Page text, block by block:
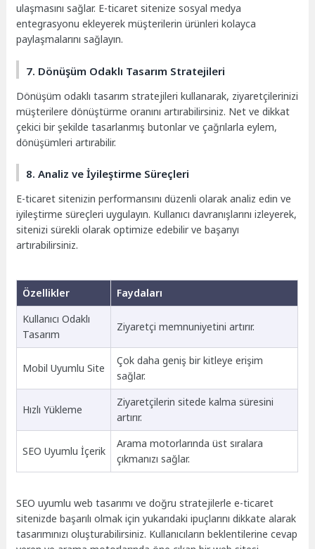
ulaşmasını sağlar. E-ticaret sitenize sosyal medya
entegrasyonu ekleyerek müşterilerin ürünleri kolayca
paylaşmalarını sağlayın.
7. Dönüşüm Odaklı Tasarım Stratejileri
Dönüşüm odaklı tasarım stratejileri kullanarak, ziyaretçilerinizi
müşterilere dönüştürme oranını artırabilirsiniz. Net ve dikkat
çekici bir şekilde tasarlanmış butonlar ve çağrılarla eylem,
dönüşümleri artırabilir.
8. Analiz ve İyileştirme Süreçleri
E-ticaret sitenizin performansını düzenli olarak analiz edin ve
iyileştirme süreçleri uygulayın. Kullanıcı davranışlarını izleyerek,
sitenizi sürekli olarak optimize edebilir ve başarıyı
artırabilirsiniz.
Özellikler
Faydaları
Kullanıcı Odaklı
Tasarım
Ziyaretçi memnuniyetini artırır.
Mobil Uyumlu Site
Çok daha geniş bir kitleye erişim
sağlar.
Hızlı Yükleme
Ziyaretçilerin sitede kalma süresini
artırır.
SEO Uyumlu İçerik
Arama motorlarında üst sıralara
çıkmanızı sağlar.
SEO uyumlu web tasarımı ve doğru stratejilerle e-ticaret
sitenizde başarılı olmak için yukarıdaki ipuçlarını dikkate alarak
tasarımınızı oluşturabilirsiniz. Kullanıcıların beklentilerine cevap